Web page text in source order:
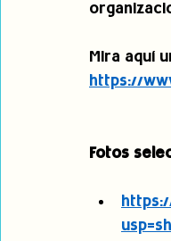
Mira aquí
https://
Fotos